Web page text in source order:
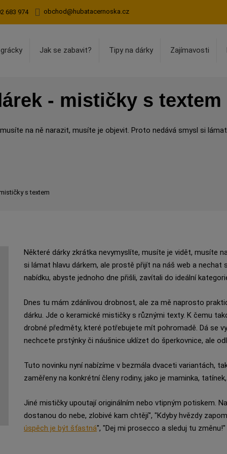
683 974 obchod@hubatacernoska.cz
Jak se zabavit? Tipy na dárky Zajímavosti
- mističky s textem
na ně narazit, musíte je objevit. Proto nedává smysl si
s textem
Některé dárky zkrátka nevymyslíte, musíte je vidět, musíte
si lámat hlavu dárkem, ale prostě přijít na náš web a
nabídku, abyste jednoho dne přišli, zavítali do ideální
Dnes tu mám zdánlivou drobnost, ale za mě naprosto
dárku. Jde o keramické mističky s různými texty. K čemu
drobné předměty, které potřebujete mít pohromadě. Dá se
nechcete prstýnky či náušnice uklízet do šperkovnice, ale
Tuto novinku nyní nabízíme v bezmála dvaceti variantách,
zaměřeny na konkrétní členy rodiny, jako je maminka,
Jiné mističky upoutají originálním nebo vtipným potiskem.
dostanou do nebe, zlobivé kam chtějí", "Kdyby hvězdy
úspěch je být šťastná", "Dej mi prosecco a sleduj tu